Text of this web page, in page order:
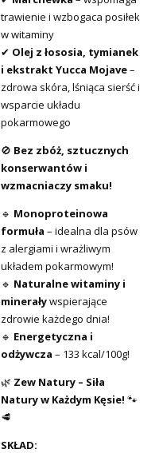
trawienie i wzbogaca posiłek
w witaminy
✔ Olej z łososia, tymianek
i ekstrakt Yucca Mojave–
zdrowa skóra, lśniąca sierść i
wsparcie układu
pokarmowego
🚫 Bez zbóż, sztucznych
konserwantów i
wzmacniaczy smaku!
🔹 Monoproteinowa
formuła – idealna dla psów
z alergiami i wrażliwym
układem pokarmowym!
🔹 Naturalne witaminy i
mineraływspierające
zdrowie każdego dnia!
🔹 Energetyczna i
odżywcza – 133 kcal/100g!
🌿 Zew Natury – Siła
Natury w Każdym Kęsie! 🐾
🥩
SKŁAD: